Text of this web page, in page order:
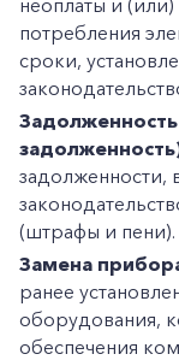
неоплаты и
потребления
сроки,
задолженности,
(штрафы и пени).
Замена
ранее
оборудования,
обеспечения